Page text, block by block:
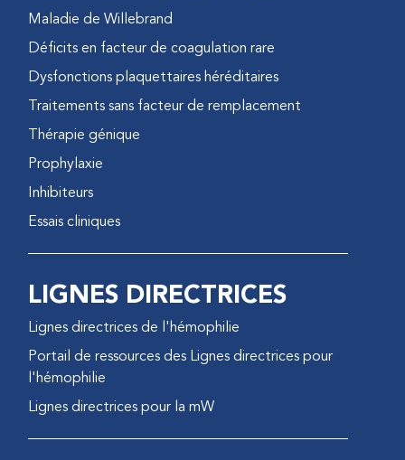
Maladie de Willebrand
Déficits en facteur de coagulation rare
Dysfonctions plaquettaires héréditaires
Traitements sans facteur de remplacement
Thérapie génique
Prophylaxie
Inhibiteurs
Essais cliniques
LIGNES DIRECTRICES
Lignes directrices de l'hémophilie
Portail de ressources des Lignes directrices pour
l'hémophilie
Lignes directrices pour la mW